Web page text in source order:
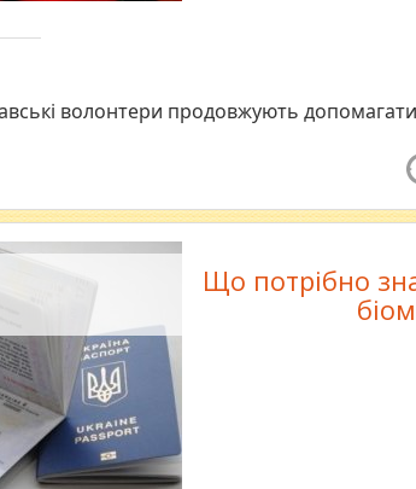
волонтери продовжують
Що потрібно